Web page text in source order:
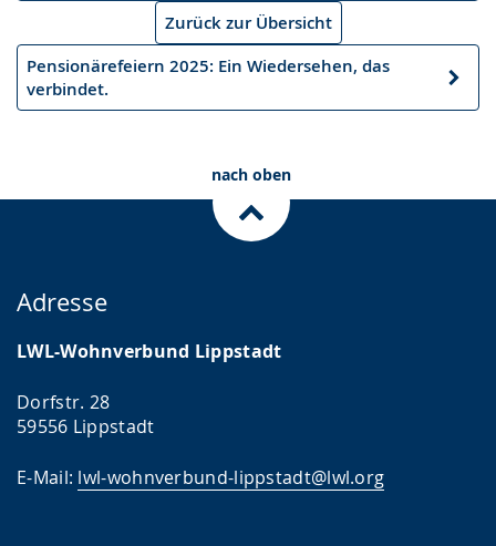
Zurück zur Übersicht
Pensionärefeiern 2025: Ein Wiedersehen, das
verbindet.
Nächster
Artikel
nach oben
Adresse
LWL-Wohnverbund Lippstadt
Dorfstr. 28
59556 Lippstadt
E-Mail: lwl-wohnverbund-lippstadt@lwl.org